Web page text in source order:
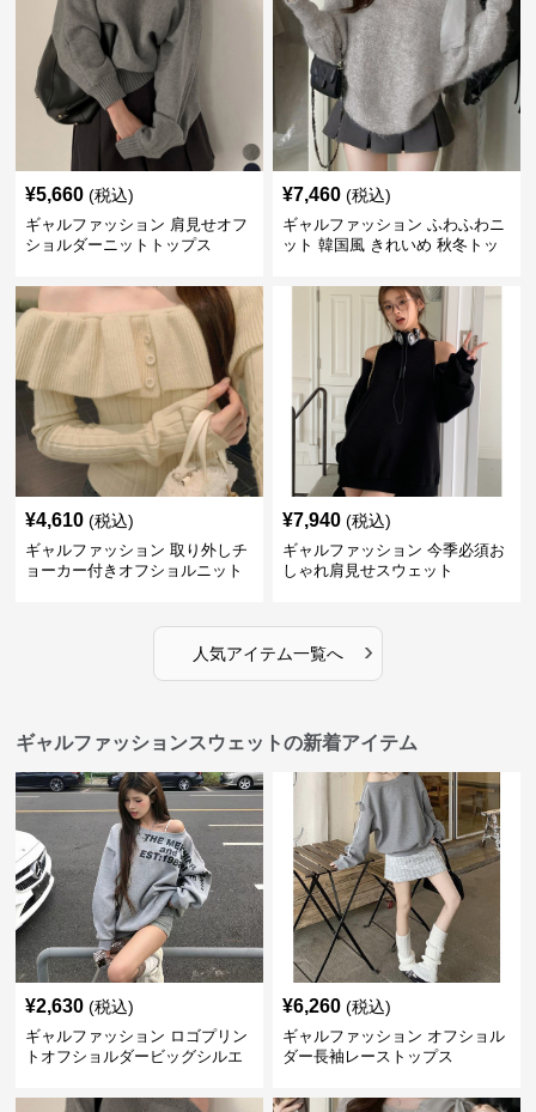
¥5,660 (税込)
ギャルファッション 肩見せオフ
ショルダーニットトップス
¥7,460 (税込)
ギャルファッション ふわふわニ
ット 韓国風 きれいめ 秋冬トッ
¥4,610 (税込)
ギャルファッション 取り外しチ
ョーカー付きオフショルニット
¥7,940 (税込)
ギャルファッション 今季必須お
しゃれ肩見せスウェット
人気アイテム一覧へ ›
ギャルファッションスウェットの新着アイテム
¥2,630 (税込)
ギャルファッション ロゴプリン
トオフショルダービッグシルエ
¥6,260 (税込)
ギャルファッション オフショル
ダー長袖レーストップス